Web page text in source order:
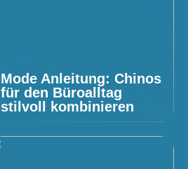
Mode Anleitung: Chinos
für den Büroalltag
stilvoll kombinieren